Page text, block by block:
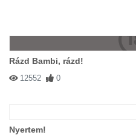
Rázd Bambi, rázd!
12552 0
Nyertem!